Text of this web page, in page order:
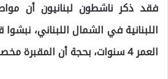
فقد ذكر ناشطون لبنانيون أن
اللبنانية في الشمال اللبناني،
العمر 4 سنوات، بحجة أن المقبرة مخصصة للبنانيين فقط.